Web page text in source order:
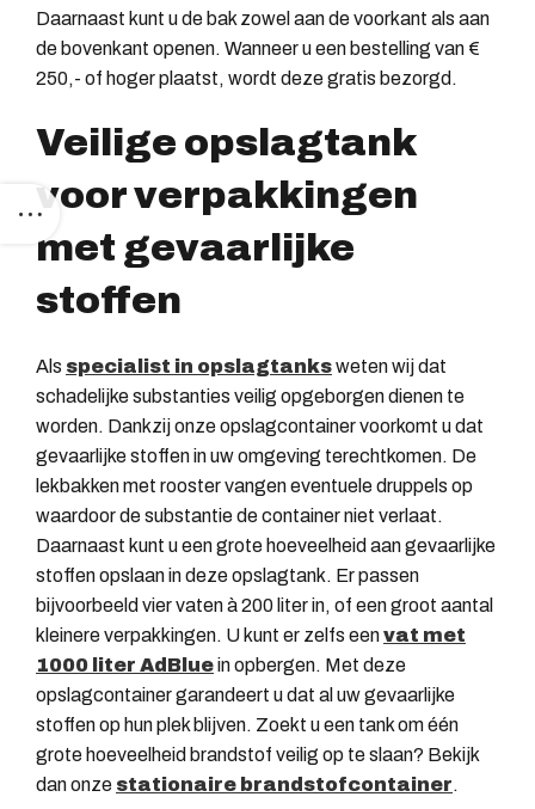
Daarnaast kunt u de bak zowel aan de voorkant als aan
de bovenkant openen. Wanneer u een bestelling van €
250,- of hoger plaatst, wordt deze gratis bezorgd.
Veilige opslagtank
voor verpakkingen
met gevaarlijke
stoffen
Als specialist in opslagtanksweten wij dat
schadelijke substanties veilig opgeborgen dienen te
worden. Dankzij onze opslagcontainer voorkomt u dat
gevaarlijke stoffen in uw omgeving terechtkomen. De
lekbakken met rooster vangen eventuele druppels op
waardoor de substantie de container niet verlaat.
Daarnaast kunt u een grote hoeveelheid aan gevaarlijke
stoffen opslaan in deze opslagtank. Er passen
bijvoorbeeld vier vaten à 200 liter in, of een groot aantal
kleinere verpakkingen. U kunt er zelfs eenvat met
1000 liter AdBluein opbergen. Met deze
opslagcontainer garandeert u dat al uw gevaarlijke
stoffen op hun plek blijven. Zoekt u een tank om één
grote hoeveelheid brandstof veilig op te slaan? Bekijk
dan onze stationaire brandstofcontainer.